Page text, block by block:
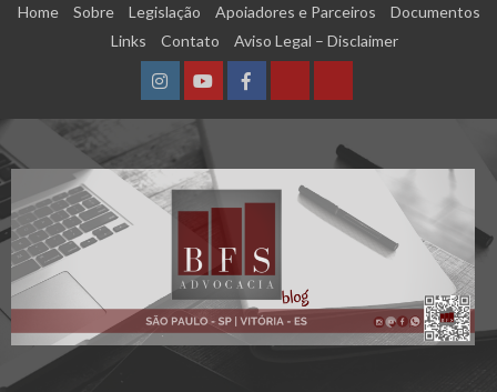
SkipHome Sobre Legislação Apoiadores e Parceiros
Documentos
Links
Contato Aviso Legal – Disclaimer
InstagramYouTubeFacebookCalculadora
Qualidade
de
Segurado
(INSS)
Calculadora
Tempo
de
Contribuição